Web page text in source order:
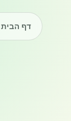
דף הבית